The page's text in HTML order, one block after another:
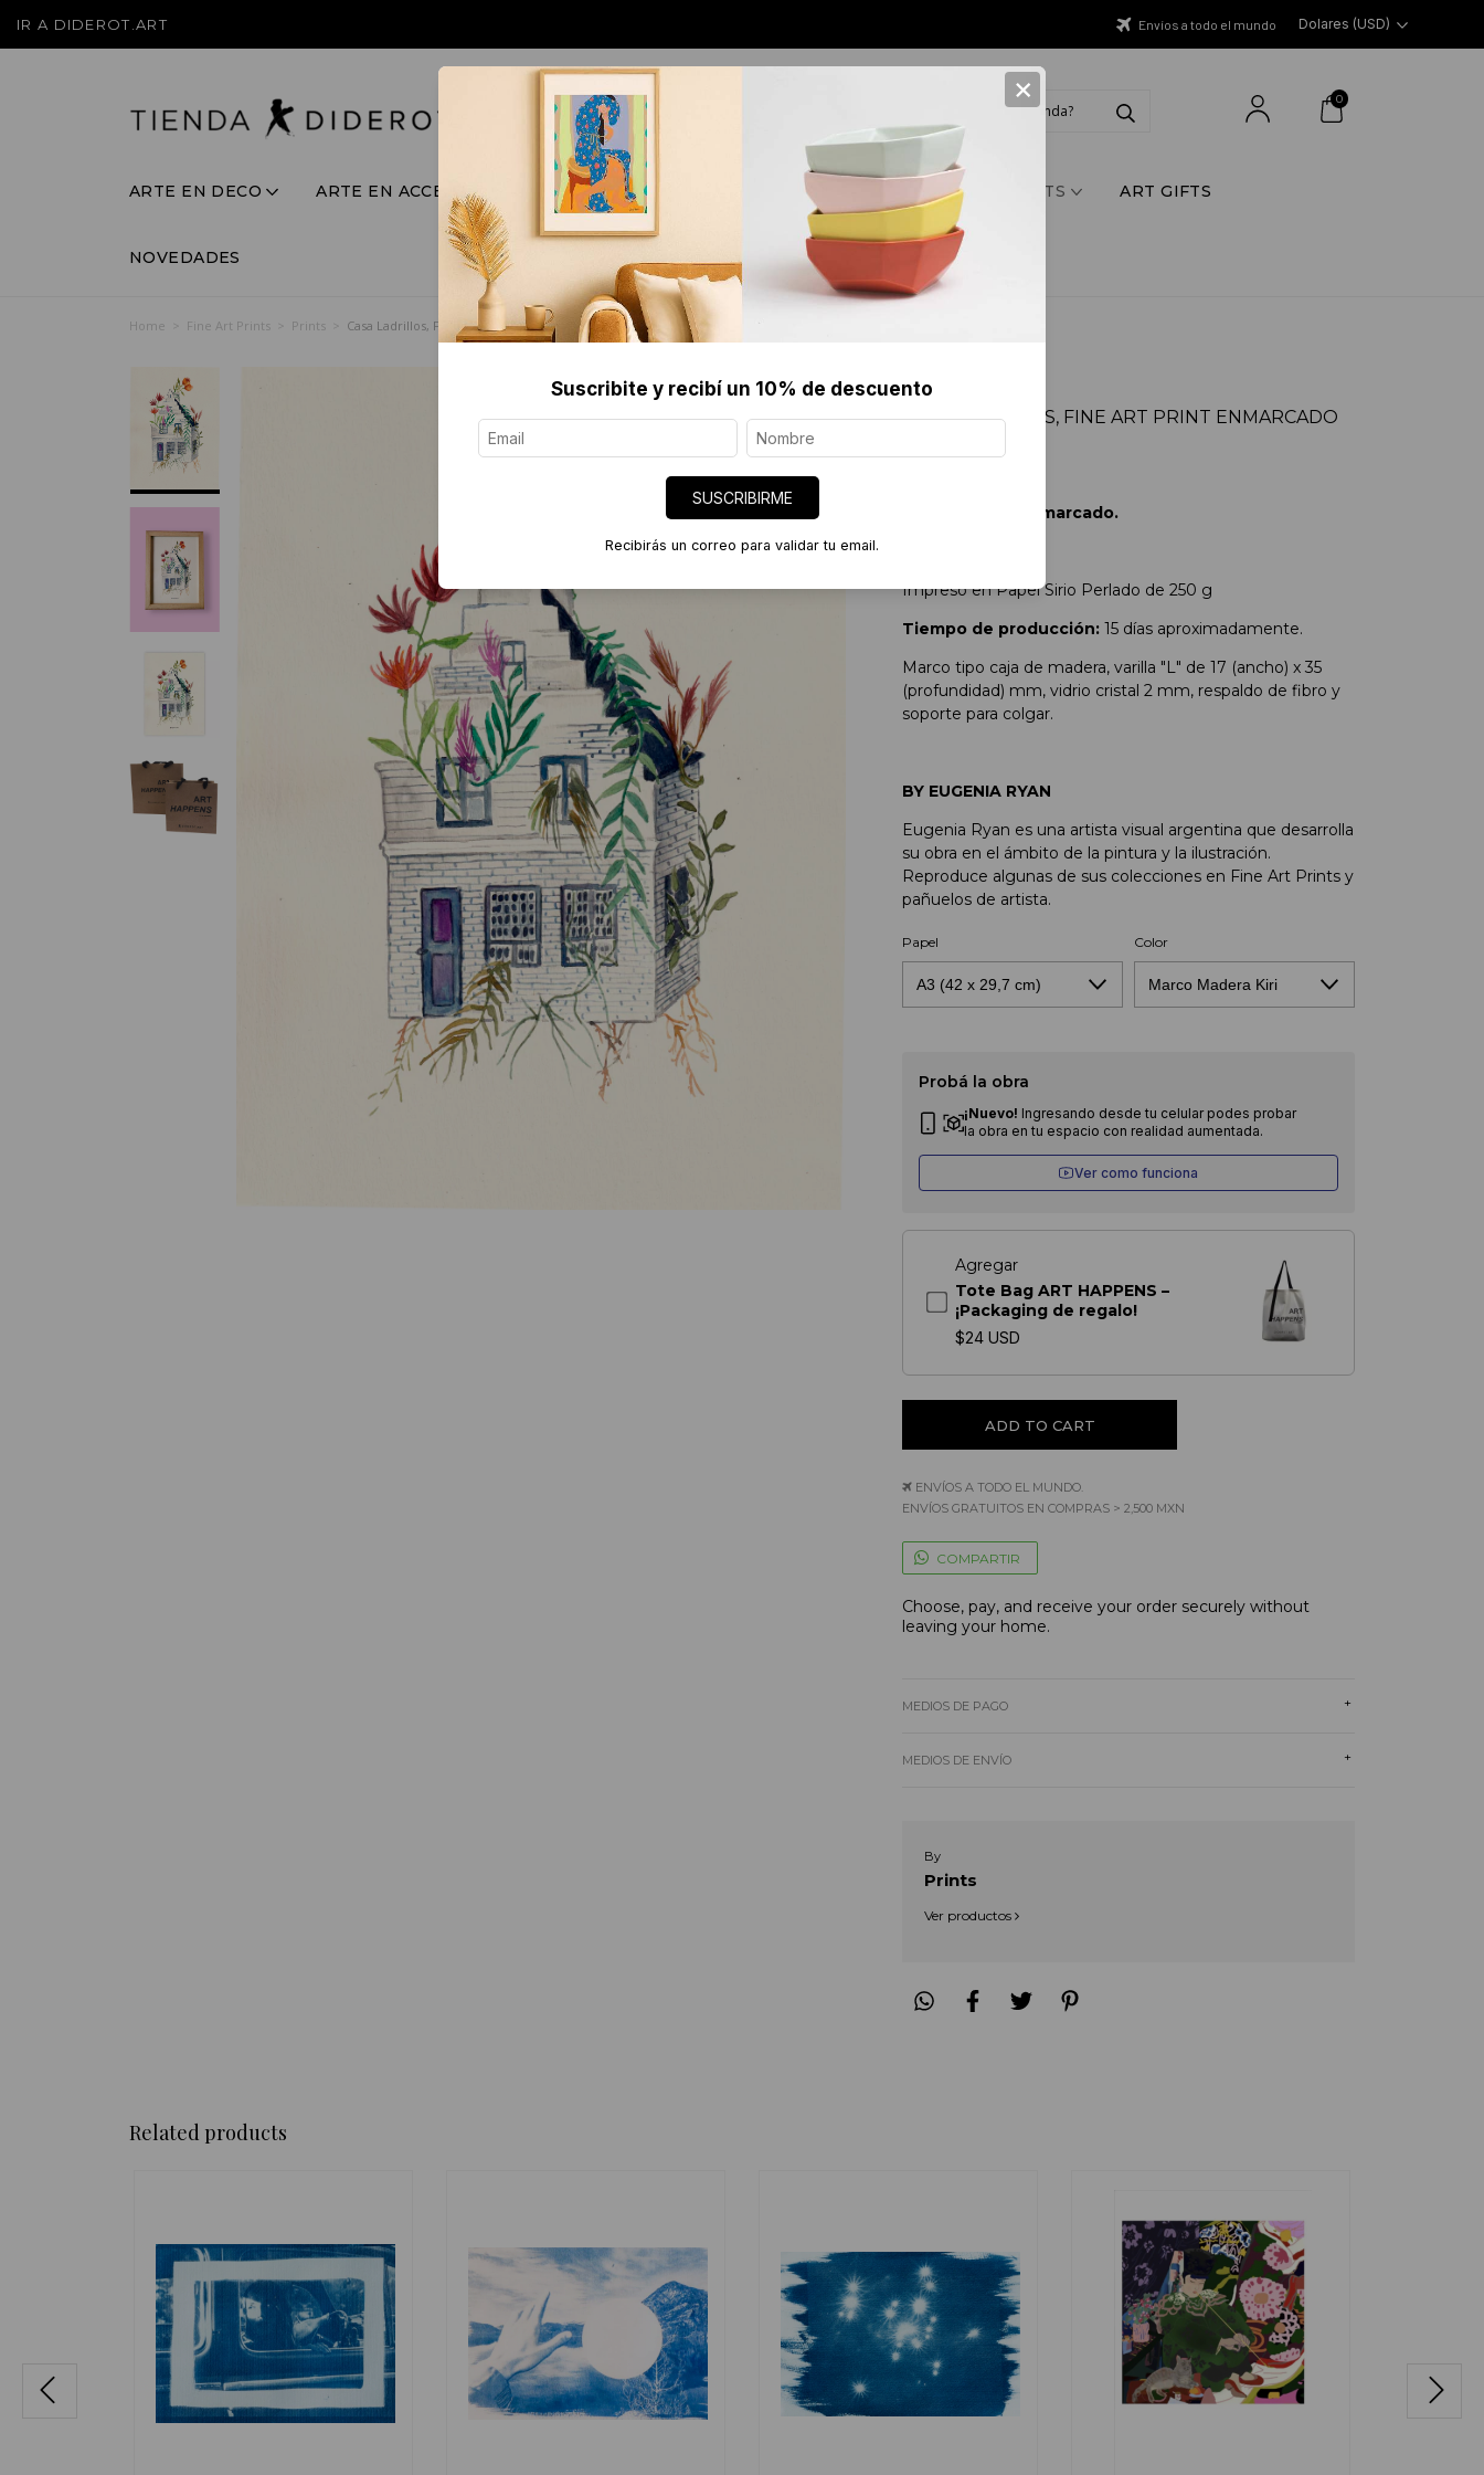
IR A DIDEROT.ART Envíos a todo el mundo Dolares (USD)
0
ARTE EN DECO ARTE EN ACCESORIOS JOYERÍA CONTEMPORÁNEA SERIGRAFÍAS Y PRINTS ART GIFTS
NOVEDADES
Home Fine Art Prints Prints Casa Ladrillos, Fine Art Print Enmarcado
CASA LADRILLOS, FINE ART PRINT ENMARCADO
$157 USD
Fine Art Print Enmarcado.
Impreso en Papel Sirio Perlado de 250 g
Tiempo de producción: 15 días aproximadamente.
Marco tipo caja de madera, varilla "L" de 17 (ancho) x 35
(profundidad) mm, vidrio cristal 2 mm, respaldo de fibro y
soporte para colgar.
BY EUGENIA RYAN
Eugenia Ryan es una artista visual argentina que desarrolla
su obra en el ámbito de la pintura y la ilustración.
Reproduce algunas de sus colecciones en Fine Art Prints y
pañuelos de artista.
Papel Color
Probá la obra
¡Nuevo! Ingresando desde tu celular podes probar
la obra en tu espacio con realidad aumentada.
Ver como funciona
Agregar
Tote Bag ART HAPPENS –
¡Packaging de regalo!
$24 USD
ENVÍOS A TODO EL MUNDO.
ENVÍOS GRATUITOS EN COMPRAS > 2,500 MXN
COMPARTIR
Choose, pay, and receive your order securely without
leaving your home.
+
MEDIOS DE PAGO
+
MEDIOS DE ENVÍO
By
Prints
Ver productos
Related products
×
Suscribite y recibí un 10% de descuento
SUSCRIBIRME
Recibirás un correo para validar tu email.